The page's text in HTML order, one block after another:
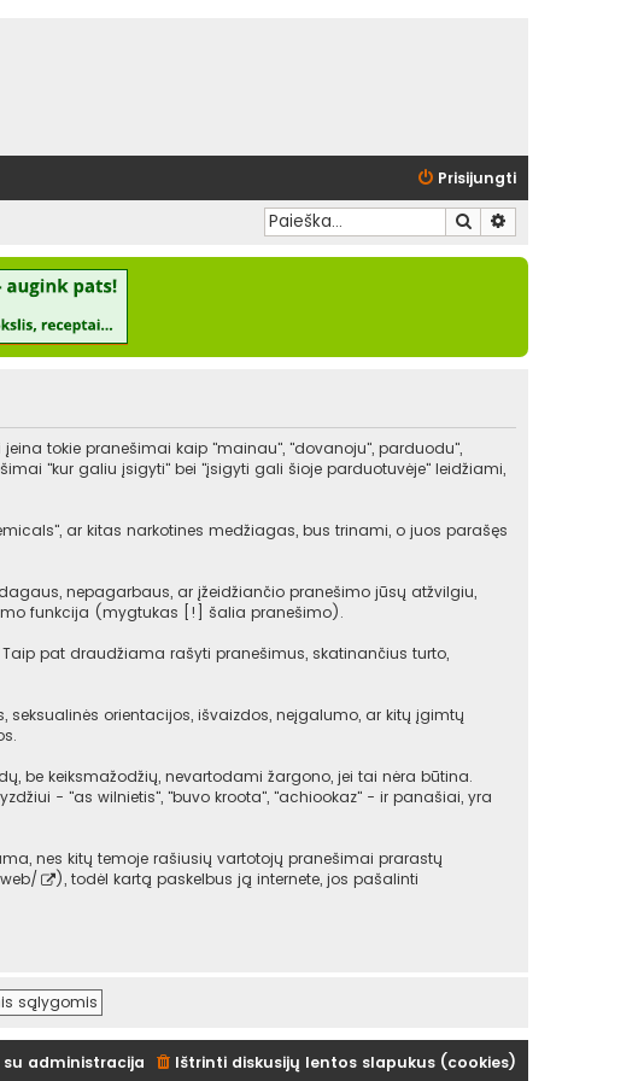
Prisijungti
Ieškoti
įeina tokie pranešimai kaip "mainau", "dovanoju", parduodu",
"kur galiu įsigyti" bei "įsigyti gali šioje parduotuvėje" leidžiami,
ar kitas narkotines medžiagas, bus trinami, o juos parašęs
nepagarbaus, ar įžeidžiančio pranešimo jūsų atžvilgiu,
funkcija (mygtukas [!] šalia pranešimo).
pat draudžiama rašyti pranešimus, skatinančius turto,
orientacijos, išvaizdos, neįgalumo, ar kitų įgimtų
be keiksmažodžių, nevartodami žargono, jei tai nėra būtina.
- "as wilnietis", "buvo kroota", "achiookaz" - ir panašiai, yra
nes kitų temoje rašiusių vartotojų pranešimai prarastų
), todėl kartą paskelbus ją internete, jos pašalinti
Ištrinti diskusijų lentos slapukus (cookies)
su administracija